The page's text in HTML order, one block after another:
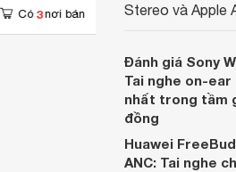
Có 3 nơi bán
Stereo và Apple
dựa trên nhu
hai đều là sản
nhưng hướng tới
khác nhau.
Đánh giá Sony
Tai nghe on-ear
nhất trong tầm
đồng
Huawei
ANC: Tai nghe